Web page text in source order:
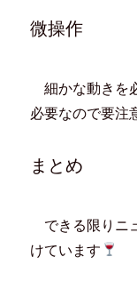
微操作
細かな動きを
必要なので要注
まとめ
できる限りニ
けています